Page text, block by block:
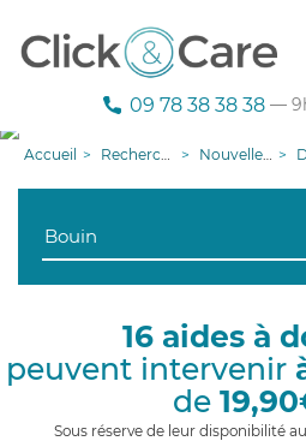
09 78 38 38 38 —
Accueil Recherche aide à domicile Nouvelle-Aquitaine
16 aides à
peuvent intervenir
de
Sous réserve de leur disponibilité